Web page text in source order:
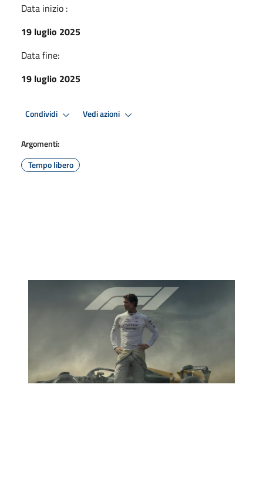
Data inizio :
19 luglio 2025
Data fine:
19 luglio 2025
Condividi Vedi azioni
Argomenti:
Tempo libero